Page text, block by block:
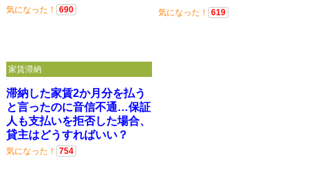
気になった！ 690 気になった！ 619
滞納した家賃2か月分を払う
と言ったのに音信不通…保証
人も支払いを拒否した場合、
貸主はどうすればいい？
気になった！ 754
家賃滞納